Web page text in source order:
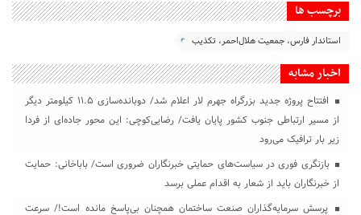
برچسب ها
استاندار فارس، جمعیت هلال‌احمر، تکذیب
اخبار مشابه
افتتاح پروژه جدید بزرگراه جهرم لار اعلام شد/ دوبانده‌سازی ۱۱.۵ کیلومتر دیگر
از مسیر ارتباطی جنوب کشور پایان یافت/ رضایی‌کوچی: این محور جاده‌ای از فردا
زیر بار ترافیک می‌رود
بازنگری فوری در سیاست‌های حمایتی خبرنگاران ضروری است/ باباخانی: حمایت
از خبرنگاران باید از شعار به اقدام عملی برسد
پرسش سرمایه‌گذاران صنعت ساختمان همچنان بی‌پاسخ مانده است!/ سرعت